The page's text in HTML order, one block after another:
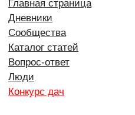
Главная страница
Дневники
Сообщества
Каталог статей
Вопрос-ответ
Люди
Конкурс дач